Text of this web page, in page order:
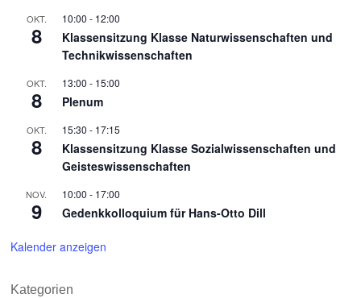
OKT.
8
10:00 - 12:00
Klassensitzung Klasse Naturwissenschaften und
Technikwissenschaften
OKT.
8
13:00 - 15:00
Plenum
OKT.
8
15:30 - 17:15
Klassensitzung Klasse Sozialwissenschaften und
Geisteswissenschaften
NOV.
9
10:00 - 17:00
Gedenkkolloquium für Hans-Otto Dill
Kalender anzeigen
Kategorien